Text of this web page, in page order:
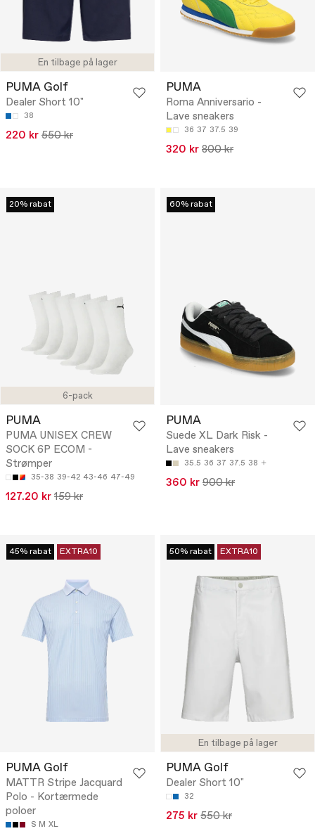
En tilbage på lager
PUMA Golf
Dealer Short 10"
38
220 kr 550 kr
PUMA
Roma Anniversario -
Lave sneakers
36 37 37.5 39
320 kr 800 kr
6-pack
20% rabat
PUMA
PUMA UNISEX CREW
SOCK 6P ECOM -
Strømper
35-38 39-42 43-46 47-49
127.20 kr 159 kr
60% rabat
PUMA
Suede XL Dark Risk -
Lave sneakers
35.5 36 37 37.5 38
360 kr 900 kr
45% rabat EXTRA10
PUMA Golf
MATTR Stripe Jacquard
Polo - Kortærmede
poloer
S M XL
En tilbage på lager
50% rabat EXTRA10
PUMA Golf
Dealer Short 10"
32
275 kr 550 kr